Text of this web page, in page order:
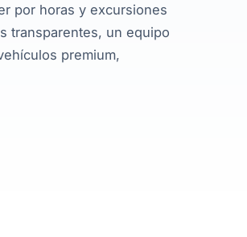
por horas y excursiones
transparentes, un equipo
premium,